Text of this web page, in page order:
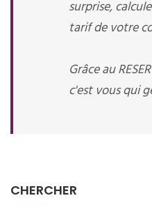
surprise,
tarif de votre
Grâce au
c'est vous qui
CHERCHER